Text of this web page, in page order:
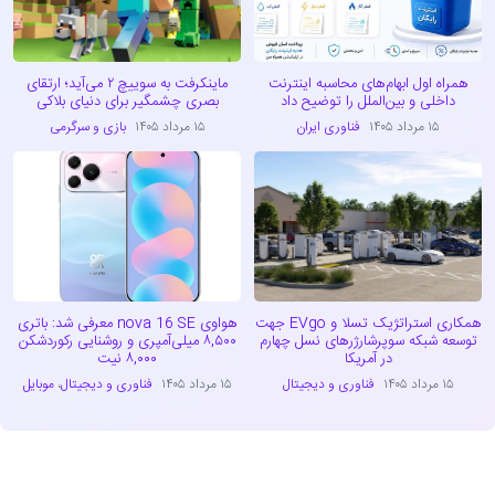
همراه اول ابهام‌های محاسبه اینترنت
داخلی و بین‌الملل را توضیح داد
۱۵ مرداد ۱۴۰۵ فناوری ایران
ماینکرفت به سوییچ ۲ می‌آید؛ ارتقای
بصری چشمگیر برای دنیای بلاکی
۱۵ مرداد ۱۴۰۵ بازی و سرگرمی
همکاری استراتژیک تسلا و EVgo جهت
توسعه شبکه سوپرشارژرهای نسل چهارم
در آمریکا
۱۵ مرداد ۱۴۰۵ فناوری و دیجیتال
هواوی nova 16 SE معرفی شد: باتری
۸,۵۰۰ میلی‌آمپری و روشنایی رکوردشکن
۸,۰۰۰ نیت
۱۵ مرداد ۱۴۰۵ فناوری و دیجیتال،موبایل